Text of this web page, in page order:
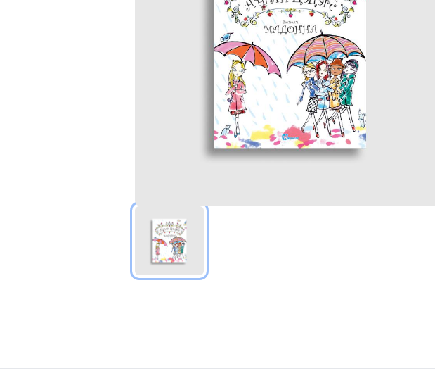
НИЙТЛЭЛҮҮД "ГАЙХАМШГИЙН ЭРЭЛД" ЦУВРАЛ